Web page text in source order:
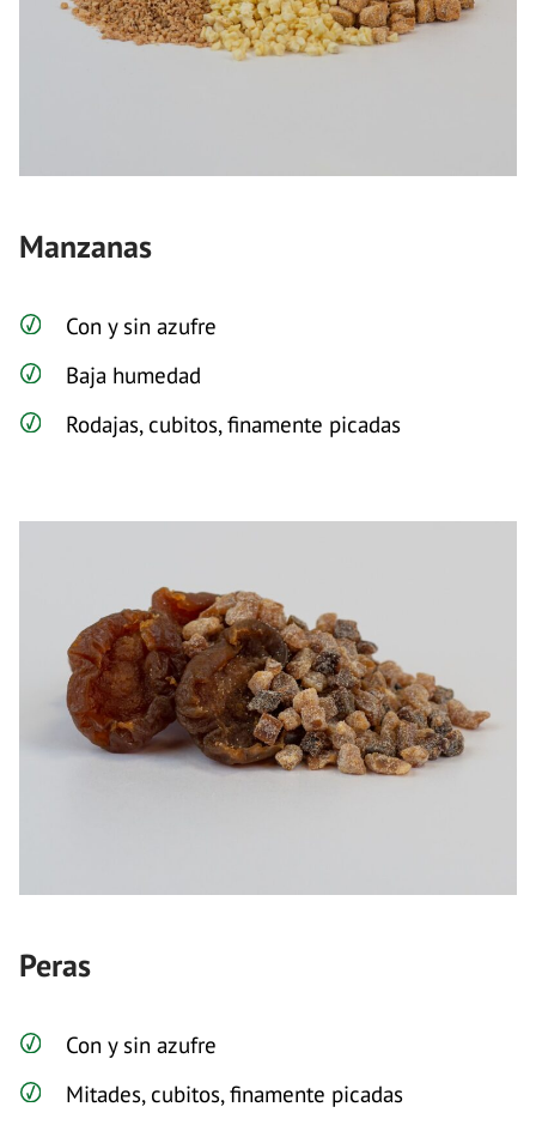
Manzanas
Con y sin azufre
Baja humedad
Rodajas, cubitos, finamente picadas
Peras
Con y sin azufre
Mitades, cubitos, finamente picadas